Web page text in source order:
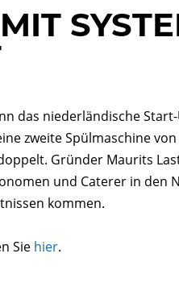
das niederländische
zweite Spülmaschine von
Gründer Maurits
und Caterer in den
kommen.
Sie hier.